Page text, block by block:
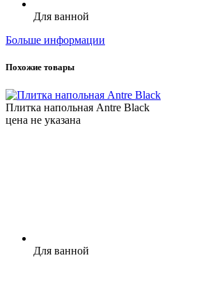
Для ванной
Больше информации
Похожие товары
Плитка напольная Antre Black
цена не указана
Для ванной